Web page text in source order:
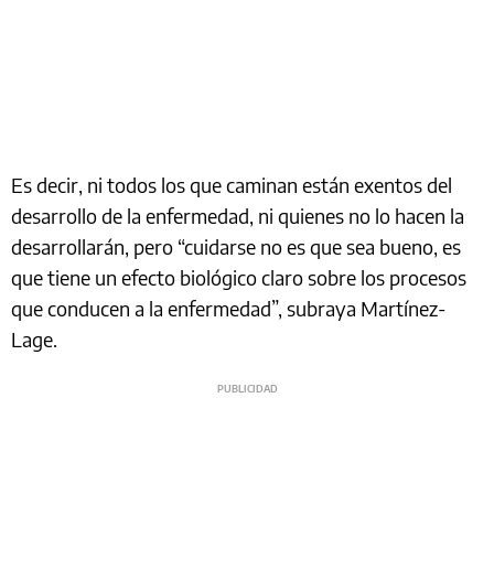
Es decir, ni todos los que caminan están exentos del
desarrollo de la enfermedad, ni quienes no lo hacen la
desarrollarán, pero “cuidarse no es que sea bueno, es
que tiene un efecto biológico claro sobre los procesos
que conducen a la enfermedad”, subraya Martínez-
Lage.